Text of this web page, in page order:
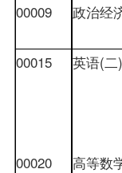
00009 政治经
00015
英语(二)
00020 高等数